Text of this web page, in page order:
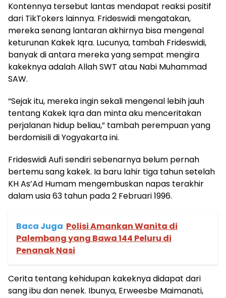
Kontennya tersebut lantas mendapat reaksi positif
dari TikTokers lainnya. Frideswidi mengatakan,
mereka senang lantaran akhirnya bisa mengenal
keturunan Kakek Iqra. Lucunya, tambah Frideswidi,
banyak di antara mereka yang sempat mengira
kakeknya adalah Allah SWT atau Nabi Muhammad
SAW.
“Sejak itu, mereka ingin sekali mengenal lebih jauh
tentang Kakek Iqra dan minta aku menceritakan
perjalanan hidup beliau,” tambah perempuan yang
berdomisili di Yogyakarta ini.
Frideswidi Aufi sendiri sebenarnya belum pernah
bertemu sang kakek. Ia baru lahir tiga tahun setelah
KH As’Ad Humam mengembuskan napas terakhir
dalam usia 63 tahun pada 2 Februari 1996.
Baca Juga Polisi Amankan Wanita di
Palembang yang Bawa 144 Peluru di
Penanak Nasi
Cerita tentang kehidupan kakeknya didapat dari
sang ibu dan nenek. Ibunya, Erweesbe Maimanati,